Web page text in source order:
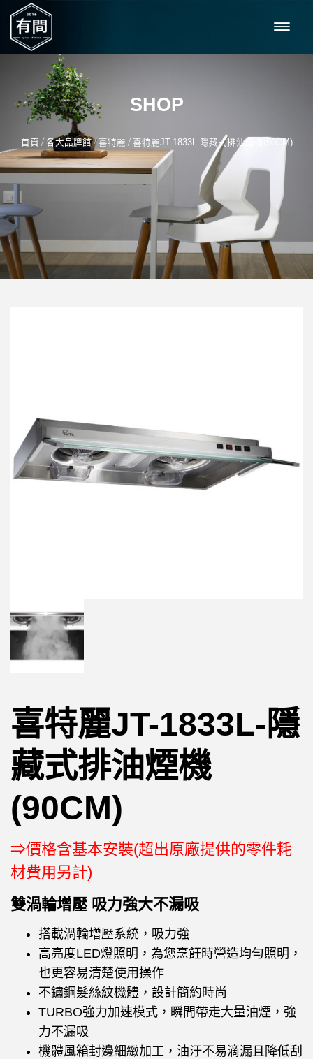
SHOP
首頁 / 各大品牌館/喜特麗 / 喜特麗JT-1833L-隱藏式排油煙機(90CM)
喜特麗JT-1833L-隱
藏式排油煙機
(90CM)
⇒價格含基本安裝(超出原廠提供的零件耗
材費用另計)
雙渦輪增壓 吸力強大不漏吸
搭載渦輪增壓系統，吸力強
高亮度LED燈照明，為您烹飪時營造均勻照明，
也更容易清楚使用操作
不鏽鋼髮絲紋機體，設計簡約時尚
TURBO強力加速模式，瞬間帶走大量油煙，強
力不漏吸
機體風箱封邊細緻加工，油汙不易滴漏且降低刮